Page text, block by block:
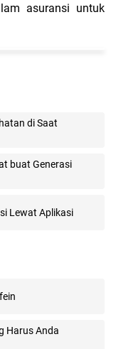
asuransi untuk
di Saat
buat Generasi
Lewat Aplikasi
Harus Anda